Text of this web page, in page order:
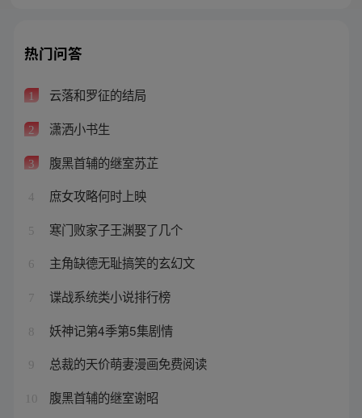
热门问答
1 云落和罗征的结局
2 潇洒小书生
3 腹黑首辅的继室苏芷
4 庶女攻略何时上映
5 寒门败家子王渊娶了几个
6 主角缺德无耻搞笑的玄幻文
7 谍战系统类小说排行榜
8 妖神记第4季第5集剧情
9 总裁的天价萌妻漫画免费阅读
10 腹黑首辅的继室谢昭